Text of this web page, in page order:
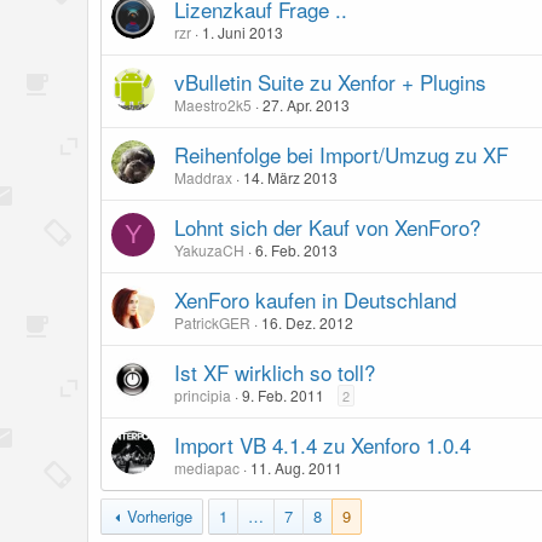
Lizenzkauf Frage ..
rzr 1. Juni 2013
vBulletin Suite zu Xenfor + Plugins
Maestro2k5 27. Apr. 2013
Reihenfolge bei Import/Umzug zu XF
Maddrax 14. März 2013
Y Lohnt sich der Kauf von XenForo?
YakuzaCH 6. Feb. 2013
XenForo kaufen in Deutschland
PatrickGER 16. Dez. 2012
Ist XF wirklich so toll?
principia 9. Feb. 2011 2
Import VB 4.1.4 zu Xenforo 1.0.4
mediapac 11. Aug. 2011
Vorherige 1 … 7 8 9